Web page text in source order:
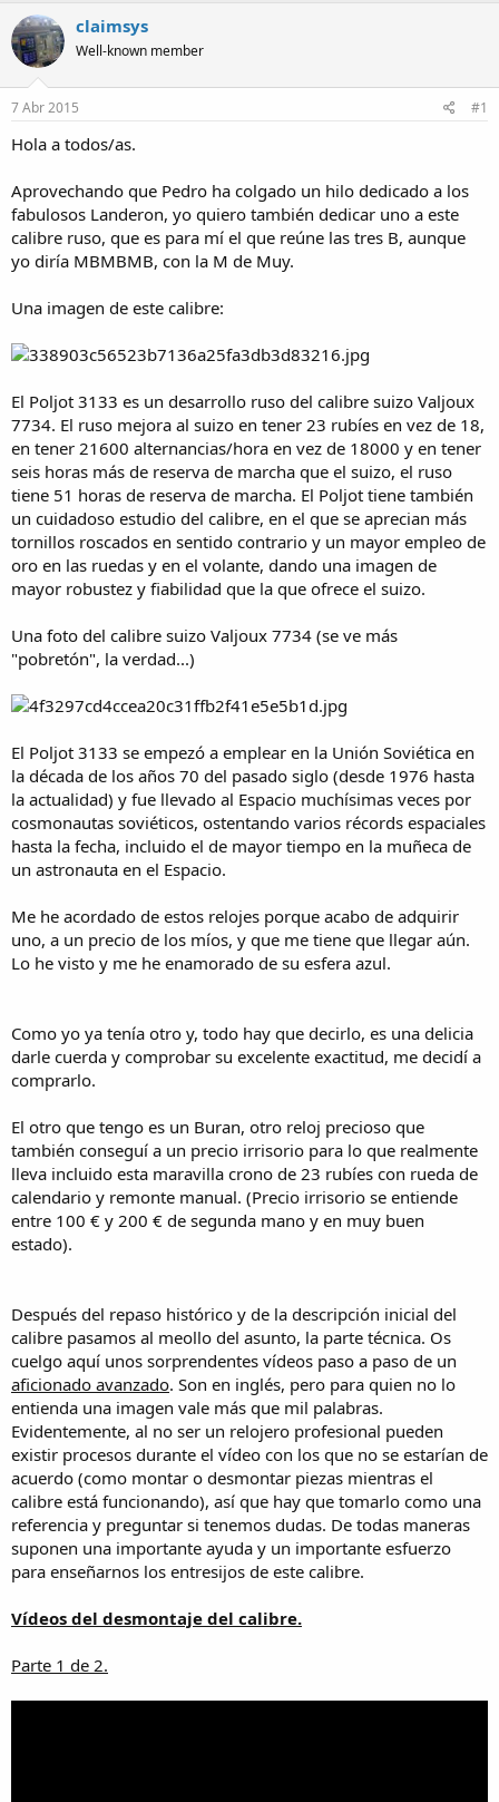
i
c
i
a
d
o
d
l
t
e
m
a
h
a
e
i
i
o
claimsys
Well-known member
7 Abr 2015 #1
Hola a todos/as.
Aprovechando que Pedro ha colgado un hilo dedicado a los
fabulosos Landeron, yo quiero también dedicar uno a este
calibre ruso, que es para mí el que reúne las tres B, aunque
yo diría MBMBMB, con la M de Muy.
Una imagen de este calibre:
El Poljot 3133 es un desarrollo ruso del calibre suizo Valjoux
7734. El ruso mejora al suizo en tener 23 rubíes en vez de 18,
en tener 21600 alternancias/hora en vez de 18000 y en tener
seis horas más de reserva de marcha que el suizo, el ruso
tiene 51 horas de reserva de marcha. El Poljot tiene también
un cuidadoso estudio del calibre, en el que se aprecian más
tornillos roscados en sentido contrario y un mayor empleo de
oro en las ruedas y en el volante, dando una imagen de
mayor robustez y fiabilidad que la que ofrece el suizo.
Una foto del calibre suizo Valjoux 7734 (se ve más
"pobretón", la verdad...)
El Poljot 3133 se empezó a emplear en la Unión Soviética en
la década de los años 70 del pasado siglo (desde 1976 hasta
la actualidad) y fue llevado al Espacio muchísimas veces por
cosmonautas soviéticos, ostentando varios récords espaciales
hasta la fecha, incluido el de mayor tiempo en la muñeca de
un astronauta en el Espacio.
Me he acordado de estos relojes porque acabo de adquirir
uno, a un precio de los míos, y que me tiene que llegar aún.
Lo he visto y me he enamorado de su esfera azul.
Como yo ya tenía otro y, todo hay que decirlo, es una delicia
darle cuerda y comprobar su excelente exactitud, me decidí a
comprarlo.
El otro que tengo es un Buran, otro reloj precioso que
también conseguí a un precio irrisorio para lo que realmente
lleva incluido esta maravilla crono de 23 rubíes con rueda de
calendario y remonte manual. (Precio irrisorio se entiende
entre 100 € y 200 € de segunda mano y en muy buen
estado).
Después del repaso histórico y de la descripción inicial del
calibre pasamos al meollo del asunto, la parte técnica. Os
cuelgo aquí unos sorprendentes vídeos paso a paso de un
aficionado avanzado. Son en inglés, pero para quien no lo
entienda una imagen vale más que mil palabras.
Evidentemente, al no ser un relojero profesional pueden
existir procesos durante el vídeo con los que no se estarían de
acuerdo (como montar o desmontar piezas mientras el
calibre está funcionando), así que hay que tomarlo como una
referencia y preguntar si tenemos dudas. De todas maneras
suponen una importante ayuda y un importante esfuerzo
para enseñarnos los entresijos de este calibre.
Vídeos del desmontaje del calibre.
Parte 1 de 2.